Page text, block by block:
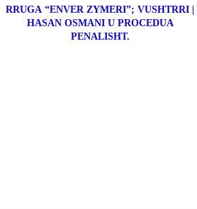
RRUGA “ENVER ZYMERI”; VUSHTRRI |
HASAN OSMANI U PROCEDUA
PENALISHT.